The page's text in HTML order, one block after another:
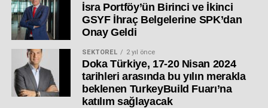
İsra Portföy’ün Birinci ve İkinci
GSYF İhraç Belgelerine SPK’dan
Onay Geldi
SEKTÖREL 2 yıl önce
Doka Türkiye, 17-20 Nisan 2024
tarihleri arasında bu yılın merakla
beklenen TurkeyBuild Fuarı’na
katılım sağlayacak